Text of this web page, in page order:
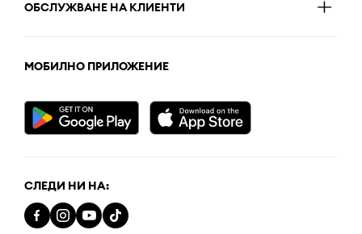
ОБСЛУЖВАНЕ НА КЛИЕНТИ
МОБИЛНО ПРИЛОЖЕНИЕ
СЛЕДИ НИ НА: